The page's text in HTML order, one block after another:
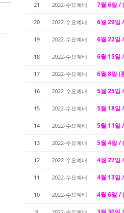
21 2022-수요예배 7월 6일 /
20 2022-수요예배 6월 29일
19 2022-수요예배 6월 22일
18 2022-수요예배 6월 15일
17 2022-수요예배 6월 8일 (
16 2022-수요예배 5월 25일
15 2022-수요예배 5월 18일
14 2022-수요예배 5월 11일
13 2022-수요예배 5월 4일 /
12 2022-수요예배 4월 27일
11 2022-수요예배 4월 13일
10 2022-수요예배 4월 6일 /